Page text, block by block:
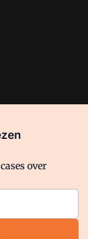
manifestwaar
site zijn de
Voorwaarden
over